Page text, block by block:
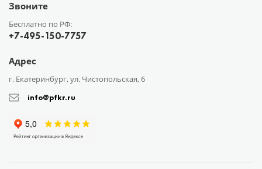
Звоните
Бесплатно по РФ:
+7-495-150-7757
Адрес
г. Екатеринбург, ул. Чистопольская, 6
info@pfkr.ru